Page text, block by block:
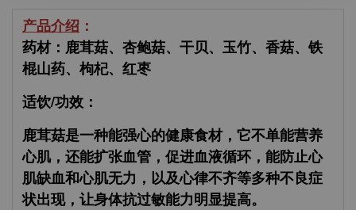
产品介绍 ：
药材：鹿茸菇、杏鲍菇、干贝、玉竹、香菇、铁
棍山药、枸杞、红枣
适饮/功效：
鹿茸菇是一种能强心的健康食材，它不单能营养
心肌，还能扩张血管，促进血液循环，能防止心
肌缺血和心肌无力，以及心律不齐等多种不良症
状出现，让身体抗过敏能力明显提高。